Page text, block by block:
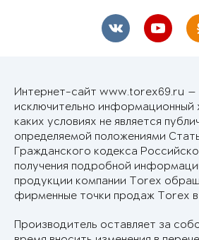
Интернет-сайт www.torex69.ru —
исключительно информационный
каких условиях не является
определяемой положениями
Гражданского кодекса
получения подробной
продукции компании Torex
фирменные точки продаж Torex
Производитель оставляет за